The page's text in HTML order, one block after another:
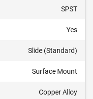
SPST
Yes
Slide (Standard)
Surface Mount
Copper Alloy